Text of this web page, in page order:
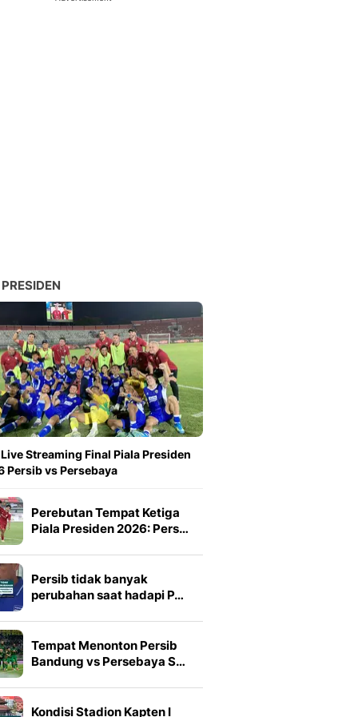
Streaming Final Piala Presiden
Persib vs Persebaya
Perebutan Tempat Ketiga
Piala Presiden 2026: Pers…
Persib tidak banyak
perubahan saat hadapi P…
Tempat Menonton Persib
Bandung vs Persebaya S…
Kondisi Stadion Kapten I